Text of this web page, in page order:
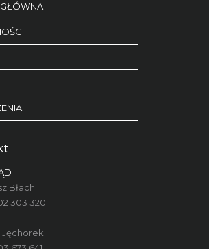
Błach:
303 320